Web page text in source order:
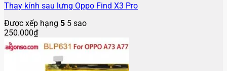
Thay kính sau lưng Oppo Find X3 Pro
Được xếp hạng 5 5 sao
250.000₫